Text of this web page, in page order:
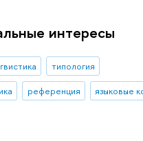
интересы
типология
референция
языковые